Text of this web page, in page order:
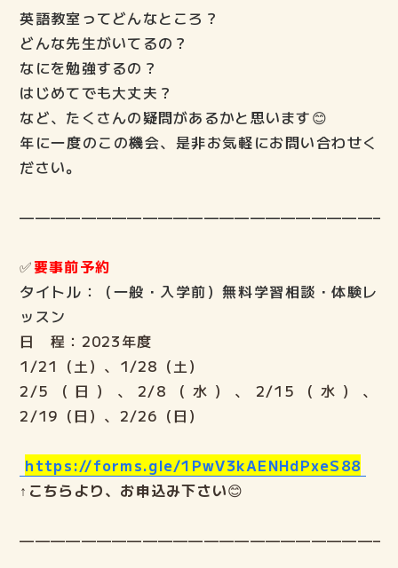
講師紹介
ELECTファミリーの声
よくある質問
lock
Login
英語教室ってどんなところ？
どんな先生がいてるの？
なにを勉強するの？
はじめてでも大丈夫？
など、たくさんの疑問があるかと思います😊
年に一度のこの機会、是非お気軽にお問い合わせく
ださい。
———————————————————————–
✅要事前予約
タイトル：（一般・入学前）無料学習相談・体験レ
ッスン
日 程：2023年度
1/21（土）、1/28（土）
2/5（日）、2/8（水）、2/15（水）、
2/19（日）、2/26（日）
https://forms.gle/1PwV3kAENHdPxeS88
↑こちらより、お申込み下さい😊
———————————————————————–